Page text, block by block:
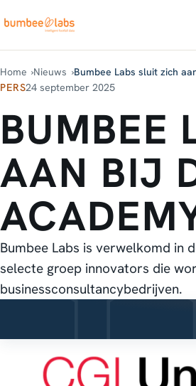
Home Nieuws Bumbee Labs sluit zich
PERS24 september 2025
BUMBEE
AAN BIJ
Bumbee Labs is verwelkomd in
selecte groep innovators die
businessconsultancybedrijven.